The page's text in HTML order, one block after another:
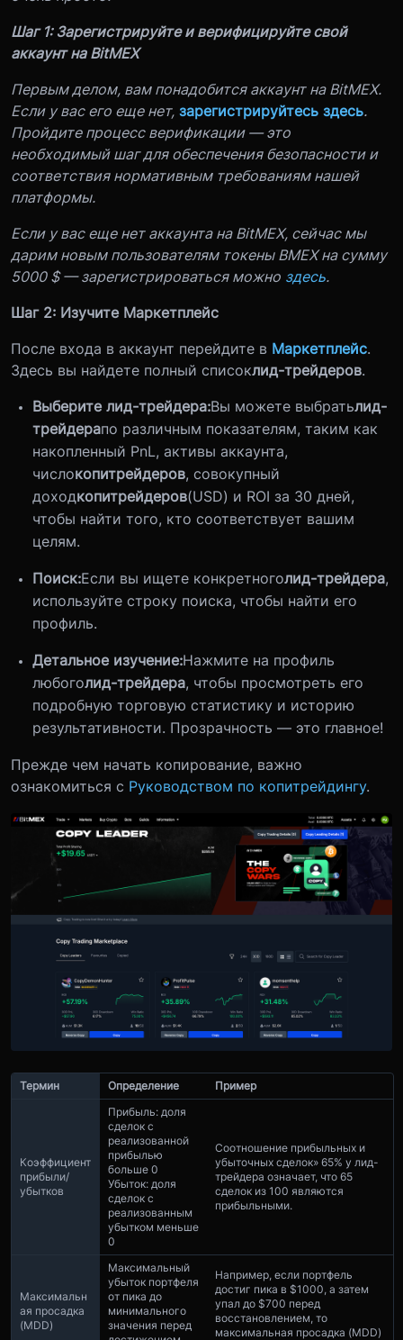
Шаг 1: Зарегистрируйте и верифицируйте свой
аккаунт на BitMEX
Первым делом, вам понадобится аккаунт на BitMEX.
Если у вас его еще нет, зарегистрируйтесь здесь.
Пройдите процесс верификации — это
необходимый шаг для обеспечения безопасности и
соответствия нормативным требованиям нашей
платформы.
Если у вас еще нет аккаунта на BitMEX, сейчас мы
дарим новым пользователям токены BMEX на сумму
5000 $ — зарегистрироваться можно здесь.
Шаг 2: Изучите Маркетплейс
После входа в аккаунт перейдите в Маркетплейс.
Здесь вы найдете полный списоклид-трейдеров.
Выберите лид-трейдера:Вы можете выбратьлид-
трейдерапо различным показателям, таким как
накопленный PnL, активы аккаунта,
числокопитрейдеров, совокупный
доходкопитрейдеров(USD) и ROI за 30 дней,
чтобы найти того, кто соответствует вашим
целям.
Поиск:Если вы ищете конкретноголид-трейдера,
используйте строку поиска, чтобы найти его
профиль.
Детальное изучение:Нажмите на профиль
любоголид-трейдера, чтобы просмотреть его
подробную торговую статистику и историю
результативности. Прозрачность — это главное!
Прежде чем начать копирование, важно
ознакомиться с Руководством по копитрейдингу.
Термин Определение Пример
Коэффициент
прибыли/
убытков
Прибыль: доля
сделок с
реализованной
прибылью
больше 0
Убыток: доля
сделок с
реализованным
убытком меньше
0
Соотношение прибыльных и
убыточных сделок» 65% у лид-
трейдера означает, что 65
сделок из 100 являются
прибыльными.
Максимальн
ая просадка
(MDD)
Максимальный
убыток портфеля
от пика до
минимального
значения перед
Например, если портфель
достиг пика в $1000, а затем
упал до $700 перед
восстановлением, то
максимальная просадка (MDD)